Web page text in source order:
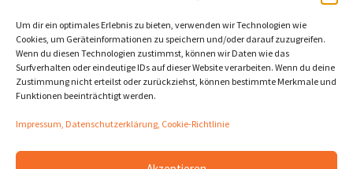
Um dir ein optimales Erlebnis zu bieten, verwenden wir Technologien wie
Cookies, um Geräteinformationen zu speichern und/oder darauf zuzugreifen.
Wenn du diesen Technologien zustimmst, können wir Daten wie das
Surfverhalten oder eindeutige IDs auf dieser Website verarbeiten. Wenn du deine
Zustimmung nicht erteilst oder zurückziehst, können bestimmte Merkmale und
Funktionen beeinträchtigt werden.
Impressum, Datenschutzerklärung, Cookie-Richtlinie
Diese Website ist als Teil des Projektes "Wachsen lassen
- Raum geben" entstanden.>>>